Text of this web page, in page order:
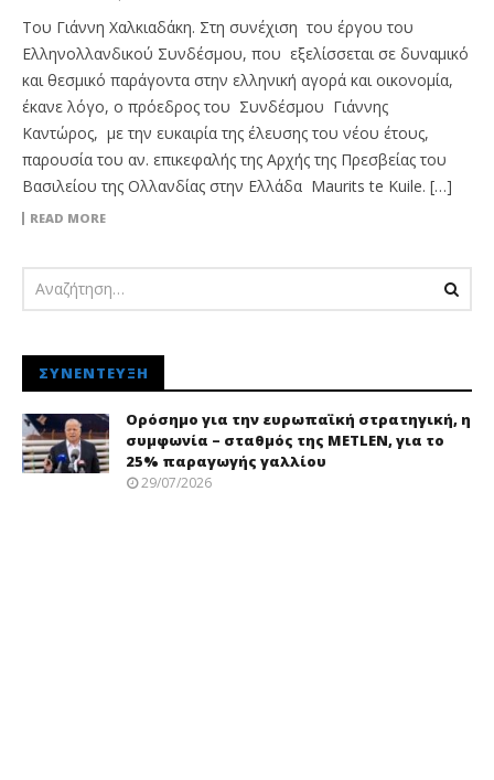
Του Γιάννη Χαλκιαδάκη. Στη συνέχιση του έργου του
Ελληνολλανδικού Συνδέσμου, που εξελίσσεται σε δυναμικό
και θεσμικό παράγοντα στην ελληνική αγορά και οικονομία,
έκανε λόγο, ο πρόεδρος του Συνδέσμου Γιάννης
Καντώρος, με την ευκαιρία της έλευσης του νέου έτους,
παρουσία του αν. επικεφαλής της Αρχής της Πρεσβείας του
Βασιλείου της Ολλανδίας στην Ελλάδα Maurits te Kuile. […]
READ MORE
ΣΥΝΈΝΤΕΥΞΗ
Ορόσημο για την ευρωπαϊκή στρατηγική, η
συμφωνία – σταθμός της METLEN, για το
25% παραγωγής γαλλίου
29/07/2026